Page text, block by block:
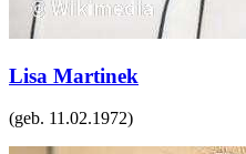
Lisa Martinek
(geb. 11.02.1972)